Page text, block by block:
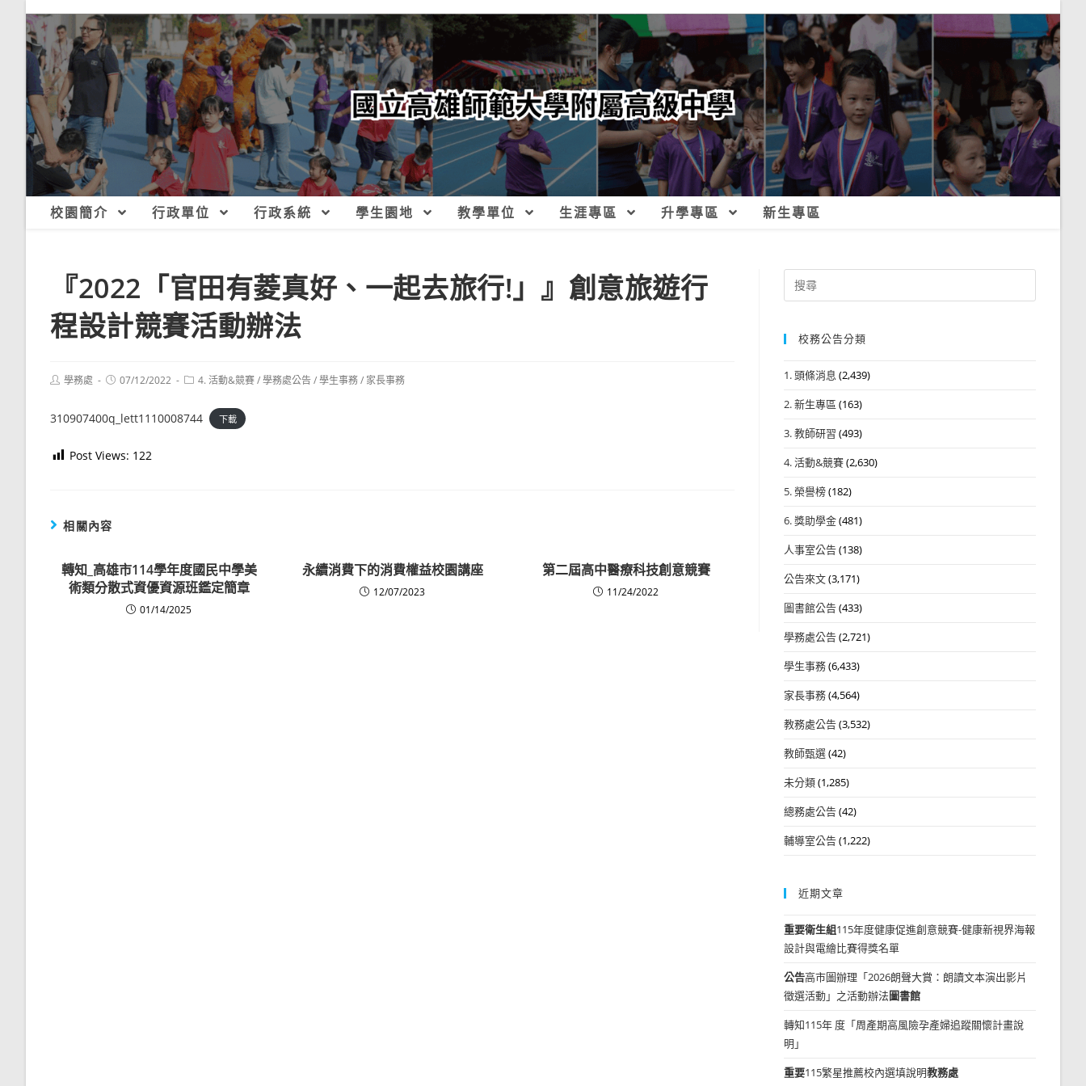
校園簡介 行政單位 行政系統 學生園地 教學單位 生涯專區 升學專區 新生專區
『2022「官田有菱真好、一起去旅行!」』創意旅遊行
程設計競賽活動辦法
Post學務處
Post07/12/2022
Post4. 活動&競賽/學務處公告/學生事務/ 家長事務
310907400q_lett1110008744 下載
Post Views: 122
相關內容
轉知_高雄市114學年度國民中學美
術類分散式資優資源班鑑定簡章
01/14/2025
永續消費下的消費權益校園講座
12/07/2023
第二屆高中醫療科技創意競賽
11/24/2022
Search
for:
校務公告分類
1. 頭條消息 (2,439)
2. 新生專區 (163)
3. 教師研習 (493)
4. 活動&競賽(2,630)
5. 榮譽榜(182)
6. 獎助學金(481)
人事室公告(138)
公告來文(3,171)
圖書館公告(433)
學務處公告(2,721)
學生事務(6,433)
家長事務(4,564)
教務處公告(3,532)
教師甄選(42)
未分類(1,285)
總務處公告(42)
輔導室公告(1,222)
近期文章
重要衛生組115年度健康促進創意競賽-健康新視界海報
設計與電繪比賽得獎名單
公告高市圖辦理「2026朗聲大賞：朗讀文本演出影片
徵選活動」之活動辦法圖書館
轉知115年 度「周產期高風險孕產婦追蹤關懷計畫說
明」
重要115繁星推薦校內選填說明教務處